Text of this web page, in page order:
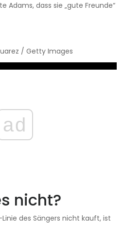
Adams, dass sie „gute Freunde“
/ Getty Images
ad
nicht?
des Sängers nicht kauft, ist